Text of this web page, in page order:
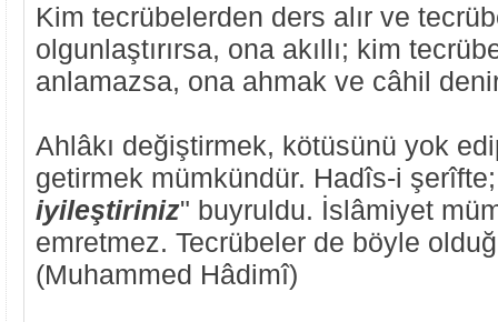
Kim tecrübelerden ders alır ve
olgunlaştırırsa, ona akıllı; kim
anlamazsa, ona ahmak ve câhil
Ahlâkı değiştirmek, kötüsünü yok
getirmek mümkündür. Hadîs-i
iyileştiriniz" buyruldu. İslâmiyet
emretmez. Tecrübeler de böyle
(Muhammed Hâdimî)